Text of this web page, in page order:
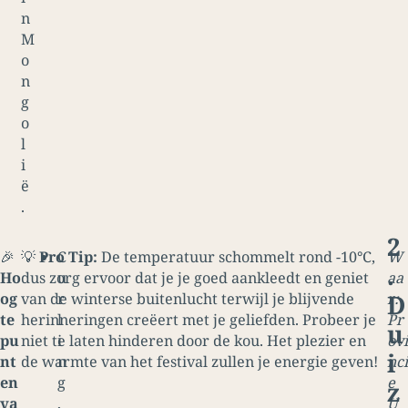
n
M
o
n
g
o
l
i
ë
.
🎉
Ho
og
te
pu
nt
en
va
C
u
r
l
i
n
g
,
💡Pro Tip: De temperatuur schommelt rond -10°C,
dus zorg ervoor dat je je goed aankleedt en geniet
van de winterse buitenlucht terwijl je blijvende
herinneringen creëert met je geliefden. Probeer je
niet te laten hinderen door de kou. Het plezier en
de warmte van het festival zullen je energie geven!
2
.
D
u
i
z
W
aa
r:
Pr
ovi
nci
e
U